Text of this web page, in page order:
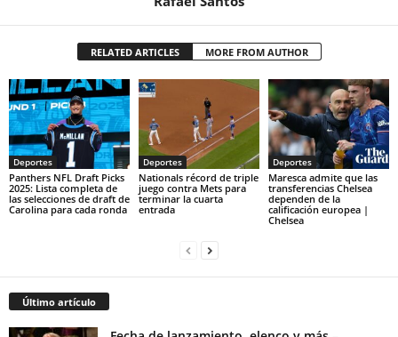
RELATED ARTICLES MORE FROM AUTHOR
Deportes
Panthers NFL Draft Picks
2025: Lista completa de
las selecciones de draft de
Carolina para cada ronda
Deportes
Nationals récord de triple
juego contra Mets para
terminar la cuarta
entrada
Deportes
Maresca admite que las
transferencias Chelsea
dependen de la
calificación europea |
Chelsea
Último artículo